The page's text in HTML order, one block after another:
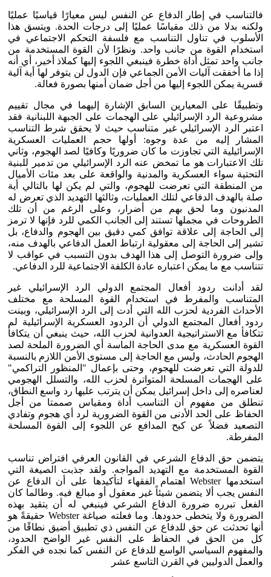
فالتناسب في إطار الدفاع عن النفس ليس معيارًا قياسيًا عمليًا
ولكنه بدلا من ذلك مقياسًا عمليًا إلى درجات الحدة. ويتسق هذا
الأسلوب في تناول التناسب مع فلسفة التحكم الاجتماعي في
استخدام القوة من جانب واحد. ونظرًا لأن القوة المستخدمة من
جانب واحد تمثل أداة خطرة فينبغي اللجوء إليها كملاذ أخير، أي أنه
إذا ما أخفقت آليات الأمن الجماعي فإن الدول لن يتوفر لها أية آلية
قسرية يمكن اللجوء إليها من أجل ضمان أمنها بصورة فعالة.
وتطبيقًا على المعيارين السابق الإشارة إليهما في مجال تقييم
مشروعية الرد الإسرائيلي على الهجمات على الجبهة اللبنانية فقد
اعتبر الرد الإسرائيلي غير متناسب حيث لا يحقق شرط التناسب
المشار إليه من عدة وجوه: أولها حجم العمليات العسكرية
الإسرائيلية التي تجاوزت ما كان ضروريًا وكافيًا لصد الهجوم، وثاني
تلك الاعتبارات هو ما تمخض عنه الرد الإسرائيلي من تدمير للبنية
التحتية سواء العسكرية والمدنية والواقعة على بعد مئات الأميال
من المنطقة التي تعرضت للهجوم، والتي لم يكن لها بالتالي أية
صلة بالهدف الدفاعي لتلك العمليات، وثالثها التهديد الذي تعرض له
المدنيون وما لحق بهم من أضرار، وعلى الرغم من أن تلك
الطروحات في مجملها تستند إلى الجانب الكمي للرد فإنها لا ترمز
إلى الحاجة إلى علاقة توافق كمي دقيق بين الهجوم والدفاع، بل
تشير إلى الحاجة إلى معقولية ارتباط العمل الدفاعي بالهدف منه،
وإلى ضرورة التوصل إلى هذا الهدف بدون التسبب في عواقب لا
تتناسب مع ما يمكن اعتباره عادة الكلفة الاجتماعية للرد الدفاعي.
لقد أدانت ردود أفعال المجتمع الدولي الرد الإسرائيلي غير
المتناسب والمفرط في استخدام القوة المسلحة مع مختلف
الأحداث الفردية لحزب الله التي أدت إلى الرد الإسرائيلي، وبينت
ردود أفعال المجتمع الدولي أن الردود العسكرية الإسرائيلية لم
تتكافأ مع الاستراتيجية العدوانية لحزب الله، حيث ينبغي أن يتكافأ
القوة العسكرية مع مدى الحاجة الماسة أي الضرورة الملحة لصد
الهجوم الحادث، وليس مع الحاجة إلى مستوى الأمن اللازم بالنسبة
للدولة التي تعرضت للهجوم، وحتى بإعمال "المنظور التراكمي"
على الهجمات المسلحة المتواترة لحزب الله، والتسلل الهجومي
لعناصره إلى داخل إسرائيل يمكن أن يترتب عليها رد واسع النطاق،
تنطلق من مفهوم أن التناسب أداة ومقياس صممتا من أجل
الحفاظ على الحد الأدنى من القوة الضرورية لرد أي هجوم وتفادي
التصعيد فضلاً عن كبح المدافع عن اللجوء إلى القوة المسلحة
المفرطة.
يتضمن حق الدفاع الشرعي في القانون العرفي افتراض تناسب
القوة المستخدمة مع التهديد المواجه. ولقد جذبت الصيغة التي
استخدمها Webster اهتمام الفقهاء لتأكيدها على أن الدفاع عن
النفس يجب ألا يتضمن شيئاً غير معقول أو مبالغ فيه. وطالما كان
الفعل تبرره ضرورة الدفاع الشرعي فينبغي له أن يتقيد بهذه
الضرورة ولا يتخطى حدودها. وما فعلته صياغة Webster حقيقةً هو
أنها تحدثت عن حق للدفاع عن النفس ذي تطبيق أضيق نطاقًا من
كل من الحق في الحفاظ على النفس غير الواضح الحدود،
والمفهوم السياسي الواسع للدفاع عن النفس كما نجده في الفكر
والعمل الدوليين في القرن التاسع عشر